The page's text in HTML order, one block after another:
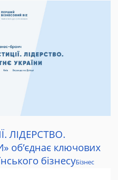
ЛІДЕРСТВО.
об’єднає ключових
бізнесуБізнес